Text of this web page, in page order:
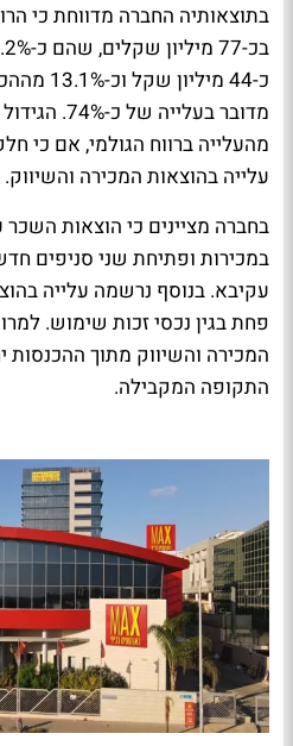
בתוצאותיה החברה מדווחת כי
כ-44
מדובר
מהעלייה ברווח הגולמי, אם כי
עלייה בהוצאות המכירה והשיווק.
בחברה מציינים כי הוצאות השכר
במכירות ופתיחת שני סניפים
עקיבא. בנוסף נרשמה עלייה
פחת בגין נכסי זכות שימוש.
התקופה המקבילה.